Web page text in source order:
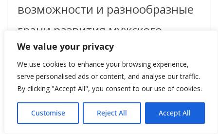
We value your privacy
We use cookies to enhance your browsing experience,
serve personalised ads or content, and analyse our traffic.
By clicking "Accept All", you consent to our use of cookies.
Customise Reject All Accept All
возможности и разнообразные
грани развития мужского
танца.